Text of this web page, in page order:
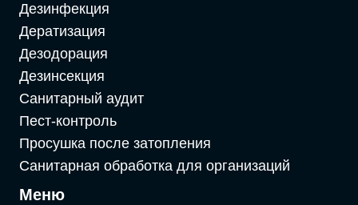
Дезинфекция
Дератизация
Дезодорация
Дезинсекция
Санитарный аудит
Пест-контроль
Просушка после затопления
Санитарная обработка для организаций
Меню